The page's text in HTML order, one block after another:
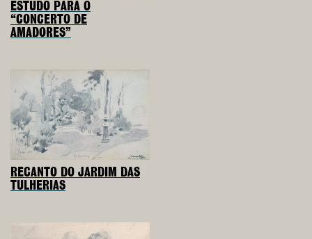
ESTUDO PARA O
“CONCERTO DE
AMADORES”
RECANTO DO JARDIM DAS
TULHERIAS